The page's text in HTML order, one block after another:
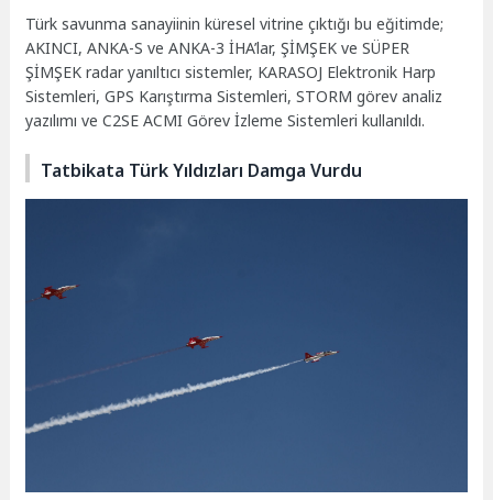
Türk savunma sanayiinin küresel vitrine çıktığı bu eğitimde;
AKINCI, ANKA-S ve ANKA-3 İHA’lar, ŞİMŞEK ve SÜPER
ŞİMŞEK radar yanıltıcı sistemler, KARASOJ Elektronik Harp
Sistemleri, GPS Karıştırma Sistemleri, STORM görev analiz
yazılımı ve C2SE ACMI Görev İzleme Sistemleri kullanıldı.
Tatbikata Türk Yıldızları Damga Vurdu